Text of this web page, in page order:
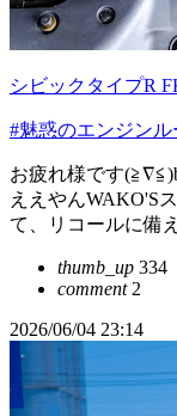
シビックタイプR
#魅惑のエンジンル
お疲れ様です
ええやんWAKO'S
て、リコールに備
thumb_up 334
comment2
2026/06/04 23:14